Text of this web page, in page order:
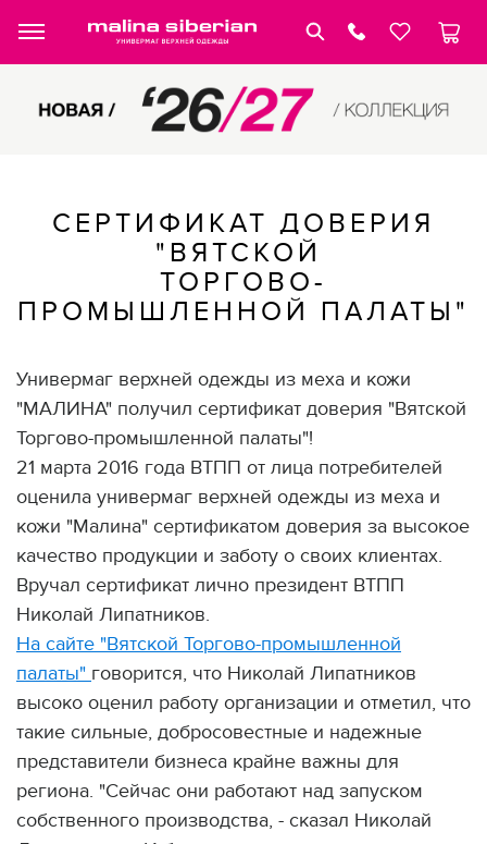
СЕРТИФИКАТ ДОВЕРИЯ
"ВЯТСКОЙ
ТОРГОВО-
ПРОМЫШЛЕННОЙ ПАЛАТЫ"
Универмаг верхней одежды из меха и кожи
"МАЛИНА" получил сертификат доверия "Вятской
Торгово-промышленной палаты"!
21 марта 2016 года ВТПП от лица потребителей
оценила универмаг верхней одежды из меха и
кожи "Малина" сертификатом доверия за высокое
качество продукции и заботу о своих клиентах.
Вручал сертификат лично президент ВТПП
Николай Липатников.
На сайте "Вятской Торгово-промышленной
палаты" говорится, что Николай Липатников
высоко оценил работу организации и отметил, что
такие сильные, добросовестные и надежные
представители бизнеса крайне важны для
региона. "Сейчас они работают над запуском
собственного производства, - сказал Николай